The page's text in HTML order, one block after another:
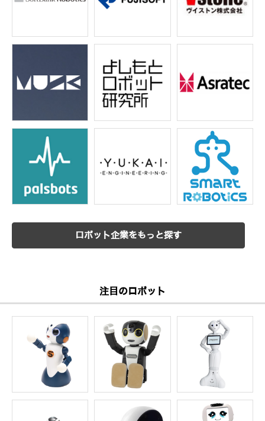
ロボット企業をもっと探す
注目のロボット